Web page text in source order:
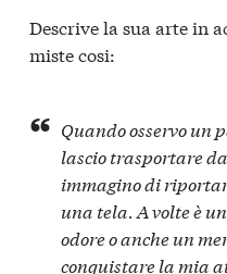
Descrive la sua arte in
miste cosi:
Quando osservo un
lascio trasportare
immagino di
una tela. A volte è
odore o anche un
conquistare la mia